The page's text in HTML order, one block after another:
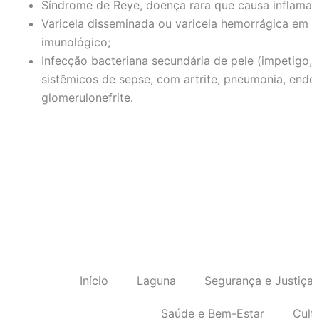
Síndrome de Reye, doença rara que causa
Varicela disseminada ou varicela hemorrágica
imunológico;
Infecção bacteriana secundária de pele
sistêmicos de sepse, com artrite, pneumonia,
glomerulonefrite.
Início Laguna Segurança e Justiça
Saúde e Bem-Estar